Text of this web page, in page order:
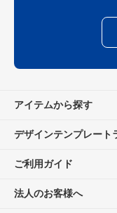
アイテムから探す
デザインテンプレート
ご利用ガイド
法人のお客様へ